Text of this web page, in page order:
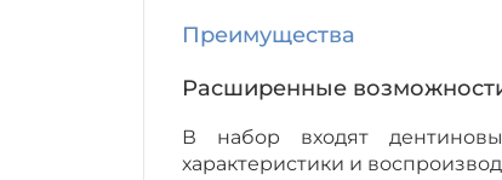
Преимущества
Расширенные
В набор входят
характеристики и